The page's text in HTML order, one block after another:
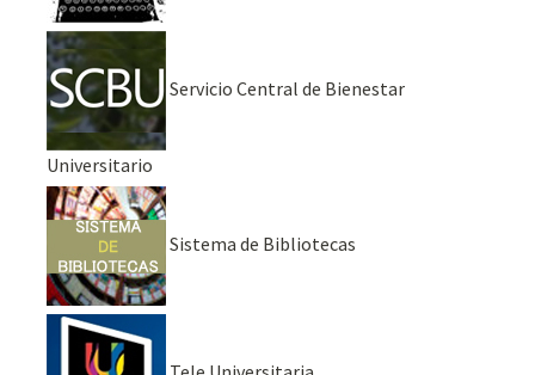
Servicio Central de Bienestar
Universitario
Sistema de Bibliotecas